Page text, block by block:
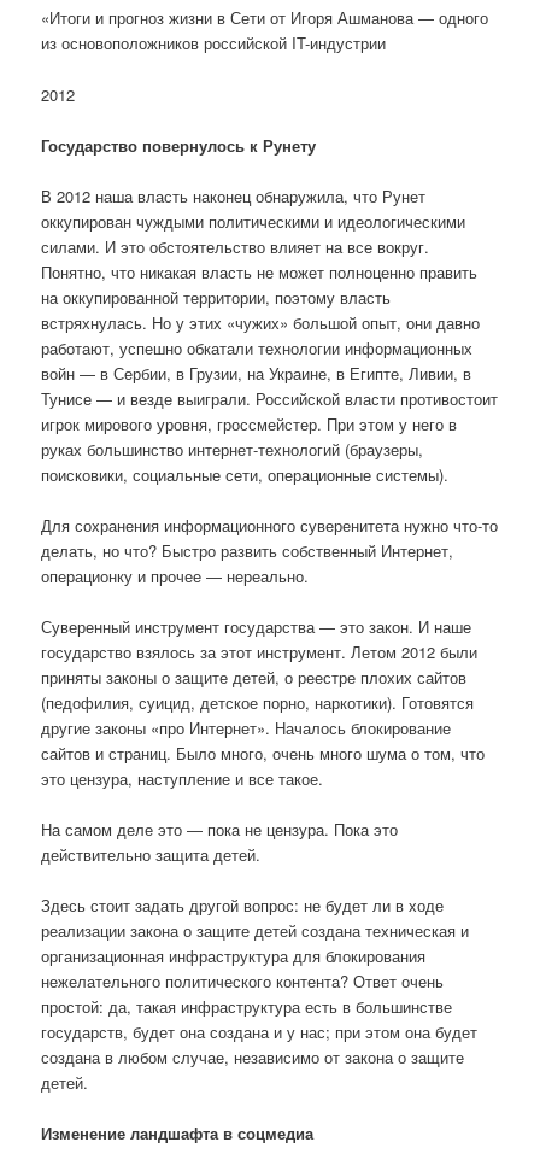
«Итоги и прогноз жизни в Сети от Игоря Ашманова — одного
из основоположников российской IT-индустрии
2012
Государство повернулось к Рунету
В 2012 наша власть наконец обнаружила, что Рунет
оккупирован чуждыми политическими и идеологическими
силами. И это обстоятельство влияет на все вокруг.
Понятно, что никакая власть не может полноценно править
на оккупированной территории, поэтому власть
встряхнулась. Но у этих «чужих» большой опыт, они давно
работают, успешно обкатали технологии информационных
войн — в Сербии, в Грузии, на Украине, в Египте, Ливии, в
Тунисе — и везде выиграли. Российской власти противостоит
игрок мирового уровня, гроссмейстер. При этом у него в
руках большинство интернет-технологий (браузеры,
поисковики, социальные сети, операционные системы).
Для сохранения информационного суверенитета нужно что-то
делать, но что? Быстро развить собственный Интернет,
операционку и прочее — нереально.
Суверенный инструмент государства — это закон. И наше
государство взялось за этот инструмент. Летом 2012 были
приняты законы о защите детей, о реестре плохих сайтов
(педофилия, суицид, детское порно, наркотики). Готовятся
другие законы «про Интернет». Началось блокирование
сайтов и страниц. Было много, очень много шума о том, что
это цензура, наступление и все такое.
На самом деле это — пока не цензура. Пока это
действительно защита детей.
Здесь стоит задать другой вопрос: не будет ли в ходе
реализации закона о защите детей создана техническая и
организационная инфраструктура для блокирования
нежелательного политического контента? Ответ очень
простой: да, такая инфраструктура есть в большинстве
государств, будет она создана и у нас; при этом она будет
создана в любом случае, независимо от закона о защите
детей.
Изменение ландшафта в соцмедиа